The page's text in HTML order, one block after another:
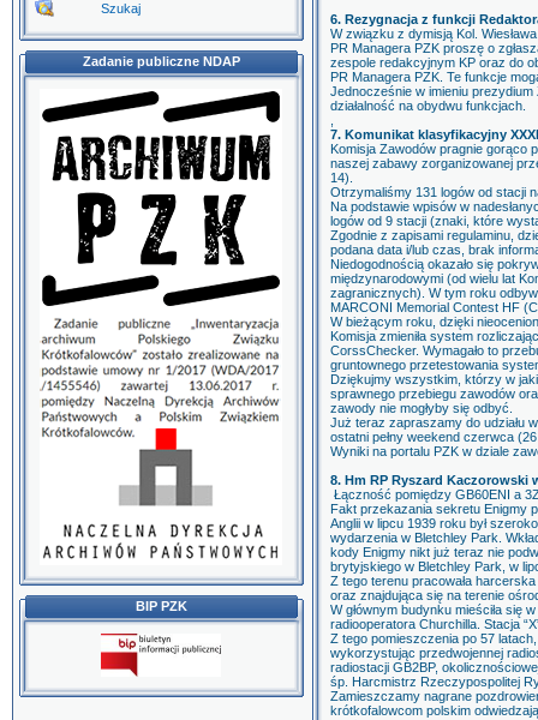
Szukaj
Zadanie publiczne NDAP
BIP PZK
6. Rezygnacja z funkcji
W związku z dymisją Kol.
PR Managera PZK proszę o
zespole redakcyjnym KP oraz do
PR Managera PZK. Te funkcje
Jednocześnie w imieniu prezydium
działalność na obydwu funkcjach.
7. Komunikat klasyfikacyjny
Komisja Zawodów pragnie gorąco
naszej zabawy zorganizowanej
14).
Otrzymaliśmy 131 logów od stacji
Na podstawie wpisów w
logów od 9 stacji (znaki, które
Zgodnie z zapisami regulaminu,
podana data i/lub czas, brak
Niedogodnością okazało się
międzynarodowymi (od wielu lat
zagranicznych). W tym roku
MARCONI Memorial Contest HF
W bieżącym roku, dzięki
Komisja zmieniła system
CorssChecker. Wymagało to
gruntownego przetestowania
Dziękujmy wszystkim, którzy w
sprawnego przebiegu zawodów
zawody nie mogłyby się odbyć.
Już teraz zapraszamy do udziału
ostatni pełny weekend czerwca
Wyniki na portalu PZK w dziale
8. Hm RP Ryszard Kaczorowski
Łączność pomiędzy GB60ENI a
Fakt przekazania sekretu Enigmy
Anglii w lipcu 1939 roku był
wydarzenia w Bletchley Park.
kody Enigmy nikt już teraz nie
brytyjskiego w Bletchley Park, w
Z tego terenu pracowała
oraz znajdująca się na terenie
W głównym budynku mieściła się
radiooperatora Churchilla. Stacja
Z tego pomieszczenia po 57
wykorzystując przedwojennej
radiostacji GB2BP,
śp. Harcmistrz Rzeczypospolitej
Zamieszczamy nagrane
krótkofalowcom polskim